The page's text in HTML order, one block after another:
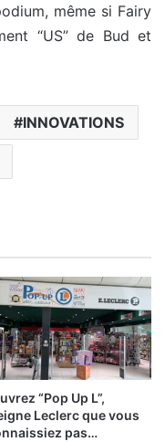
même si Fairy
“US” de Bud et
INNOVATIONS
“Pop Up L”,
Leclerc que vous
pas…